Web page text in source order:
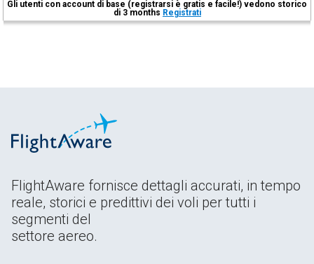
Gli utenti con account di base (registrarsi è gratis e facile!) vedono storico
di 3 months Registrati
FlightAware fornisce dettagli accurati, in tempo
reale, storici e predittivi dei voli per tutti i
segmenti del
settore aereo.